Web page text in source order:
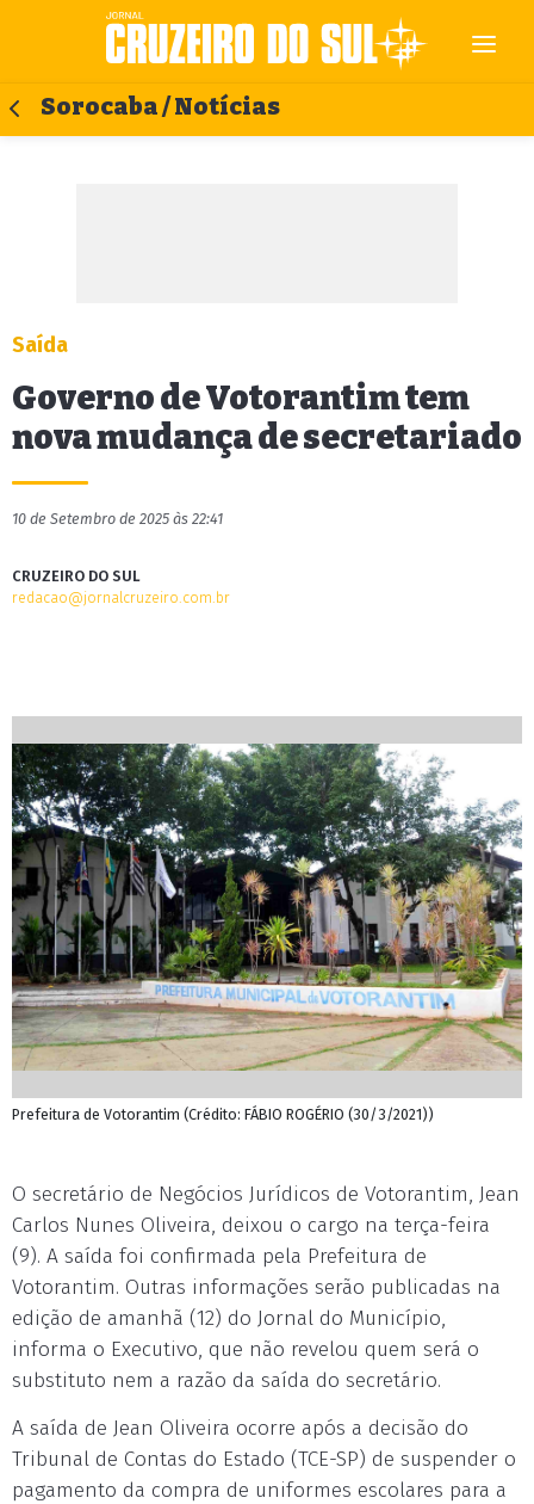
Sorocaba / Notícias
Saída
Governo de Votorantim tem
nova mudança de secretariado
10 de Setembro de 2025 às 22:41
CRUZEIRO DO SUL
redacao@jornalcruzeiro.com.br
Prefeitura de Votorantim (Crédito: FÁBIO ROGÉRIO (30/3/2021))
O secretário de Negócios Jurídicos de Votorantim, Jean
Carlos Nunes Oliveira, deixou o cargo na terça-feira
(9). A saída foi confirmada pela Prefeitura de
Votorantim. Outras informações serão publicadas na
edição de amanhã (12) do Jornal do Município,
informa o Executivo, que não revelou quem será o
substituto nem a razão da saída do secretário.
A saída de Jean Oliveira ocorre após a decisão do
Tribunal de Contas do Estado (TCE-SP) de suspender o
pagamento da compra de uniformes escolares para a